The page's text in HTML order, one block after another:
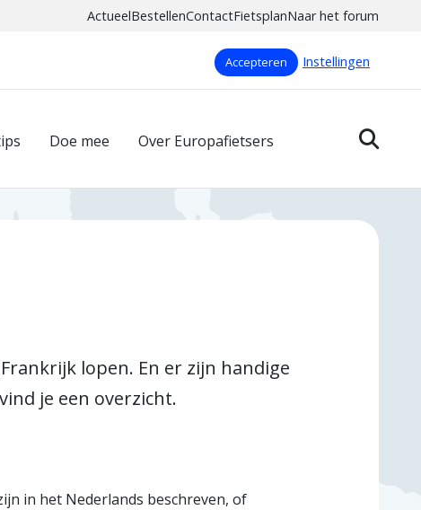
ActueelBestellenContactFietsplanNaar het forum
Accepteren Instellingen
Doe mee Over Europafietsers
lopen. En er zijn handige
je een overzicht.
in het Nederlands beschreven, of